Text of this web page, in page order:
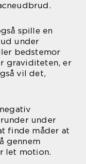
spille en
under
bedstemor
graviditeten, er
vil det,
under
finde måder at
gennem
let motion.